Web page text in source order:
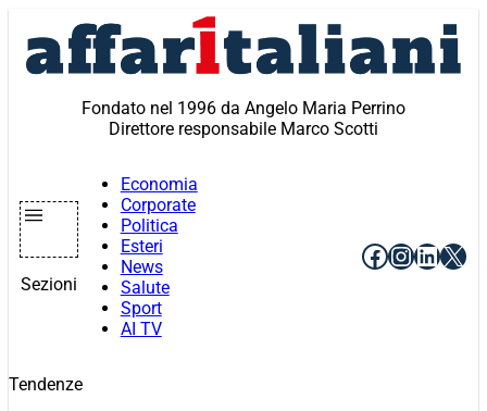
contenuto
Fondato nel 1996 da Angelo Maria Perrino
Direttore responsabile Marco Scotti
Sezioni
Economia
Corporate
Politica
Esteri
News
Salute
Sport
AI TV
Facebook
X
Tendenze